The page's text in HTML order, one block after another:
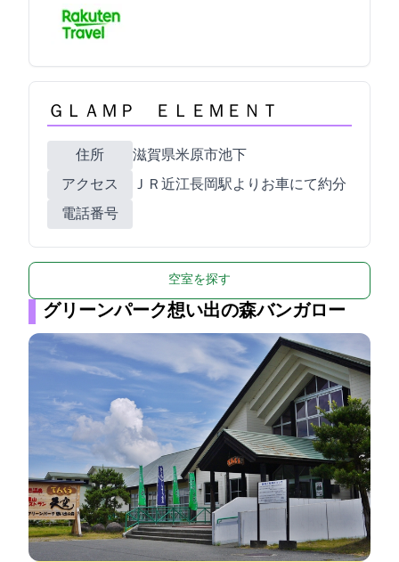
ＧＬＡＭＰ ＥＬＥＭＥＮＴ
住所
滋賀県米原市池下60-1
アクセス
ＪＲ近江長岡駅よりお車にて約5分
電話番号
空室を探す
グリーンパーク想い出の森バンガロー